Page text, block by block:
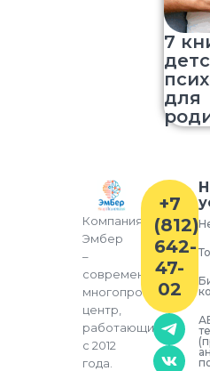
7
для
Компания
Эмбер
–
современный
многопрофильный
центр,
работающий
с 2012
года.
+7
(812)
642-
47-
02